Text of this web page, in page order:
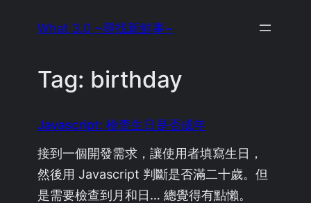
What 3.0 ~尋找新鮮事~
Tag: birthday
Javascript: 檢查生日是否成年
接到一個開發需求，讓使用者填寫生日，
然後用 Javascript 判斷是否滿二十歲。但
是需要檢查到月和日… 總覺得有點懶。